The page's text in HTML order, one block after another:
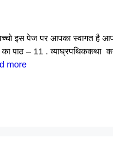
इस पेज पर आपका स्वागत है आप
पाठ – 11 . व्याघ्रपथिककथा
more